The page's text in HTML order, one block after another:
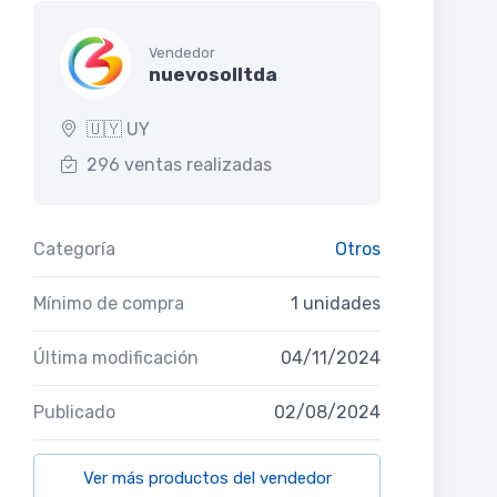
Vendedor
nuevosolltda
🇺🇾 UY
296 ventas realizadas
Categoría Otros
Mínimo de compra 1 unidades
Última modificación 04/11/2024
Publicado 02/08/2024
Ver más productos del vendedor